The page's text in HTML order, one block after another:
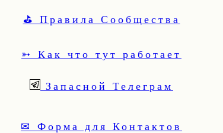
⛳ Правила Сообщества
➳ Как что тут работает
Запасной Телеграм
✉ Форма для Контактов